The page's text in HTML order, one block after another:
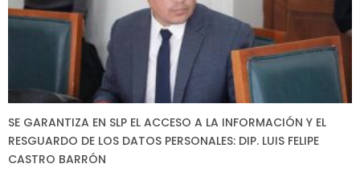
SE GARANTIZA EN SLP EL ACCESO A LA INFORMACIÓN Y EL
RESGUARDO DE LOS DATOS PERSONALES: DIP. LUIS FELIPE
CASTRO BARRÓN